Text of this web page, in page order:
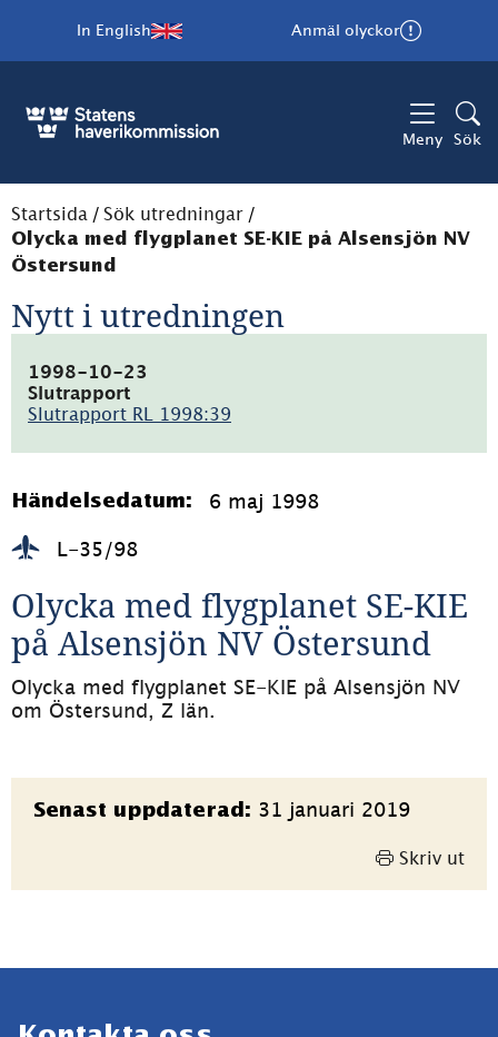
In English Anmäl olyckor
Meny Sök
Startsida / Sök utredningar /
Olycka med flygplanet SE-KIE på Alsensjön NV
Östersund
Nytt i utredningen
1998-10-23
Slutrapport
Slutrapport RL 1998:39
27.2kB)
Händelsedatum: 6 maj 1998
L-35/98
Olycka med flygplanet SE-KIE
på Alsensjön NV Östersund
Olycka med flygplanet SE-KIE på Alsensjön NV
om Östersund, Z län.
Sidinformation
Senast uppdaterad: 31 januari 2019
Skriv ut